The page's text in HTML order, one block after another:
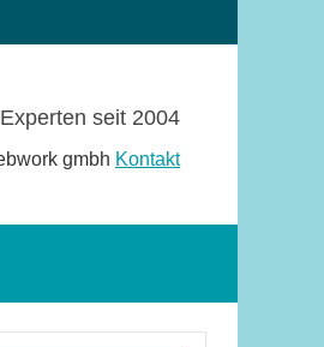
seit 2004
gmbh Kontakt
öffnen